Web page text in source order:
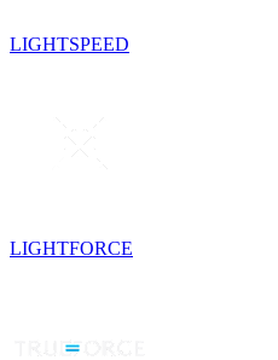
LIGHTSPEED
LIGHTFORCE